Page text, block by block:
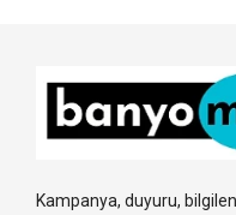
Kampanya, duyuru,